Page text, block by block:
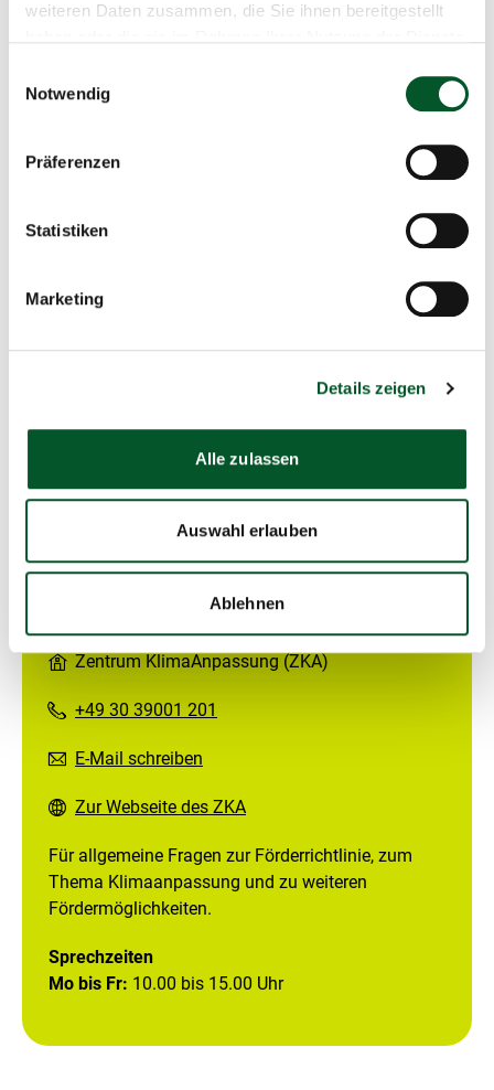
weiteren Daten zusammen, die Sie ihnen bereitgestellt
Notwendig
Präferenzen
Statistiken
Marketing
Details zeigen
Alle zulassen
Auswahl erlauben
Ablehnen
PDF
119 KB,
Team AnpaSo
E-Mail schreiben
Für Fragen zur Förderrichtlinie, zur Antragstellung,
zur Projektdurchführung und zum
Zentrum KlimaAnpassung (ZKA)
+49 30 39001 201
E-Mail schreiben
Zur Webseite des ZKA
Für allgemeine Fragen zur Förderrichtlinie, zum
Thema Klimaanpassung und zu weiteren
Fördermöglichkeiten.
Sprechzeiten
Mo bis Fr: 10.00 bis 15.00 Uhr